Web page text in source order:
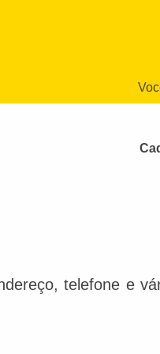
telefone e